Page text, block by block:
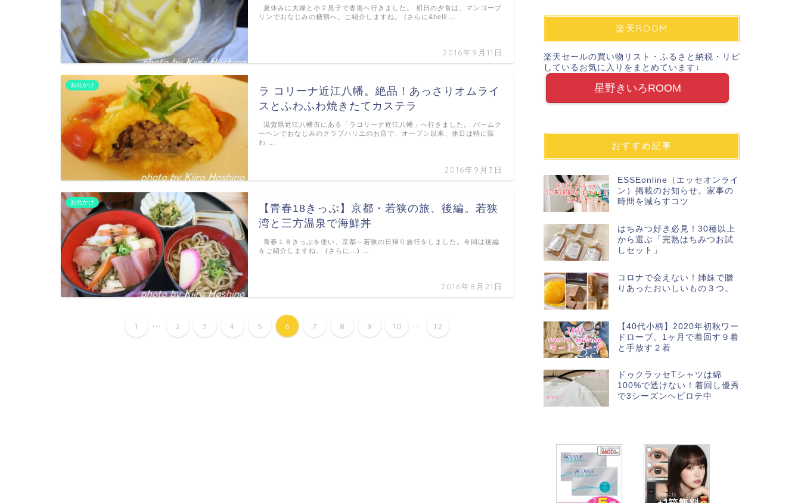
2016年9月11日
夏休みに夫婦と小２息子で香港へ行きました。 初日の夕食は、マンゴープ
リンでおなじみの糖朝へ。ご紹介しますね。 (さらに&helli …
お出かけ
ラ コリーナ近江八幡。絶品！あっさりオムライ
スとふわふわ焼きたてカステラ
2016年9月3日
滋賀県近江八幡市にある「ラコリーナ近江八幡」へ行きました。 バームク
ーヘンでおなじみのクラブハリエのお店で、オープン以来、休日は特に賑
わ …
お出かけ
【青春18きっぷ】京都・若狭の旅、後編。若狭
湾と三方温泉で海鮮丼
2016年8月21日
青春１８きっぷを使い、京都～若狭の日帰り旅行をしました。今回は後編
をご紹介しますね。 (さらに…) …
1 ... 2 3 4 5 6 7 8 9 10 ... 12
楽天ROOM
楽天セールの買い物リスト・ふるさと納税・リピ
しているお気に入りをまとめています↓
星野きいろROOM
おすすめ記事
ESSEonline（エッセオンライ
ン）掲載のお知らせ。家事の
時間を減らすコツ
はちみつ好き必見！30種以上
から選ぶ「完熟はちみつお試
しセット」
コロナで会えない！姉妹で贈
りあったおいしいもの３つ。
【40代小柄】2020年初秋ワー
ドローブ。1ヶ月で着回す９着
と手放す２着
ドゥクラッセTシャツは綿
100%で透けない！着回し優秀
で3シーズンヘビロテ中